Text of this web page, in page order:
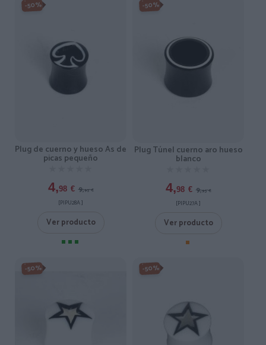
-50%
Plug de cuerno y hueso As de
picas pequeño
4,98 € 9,95 €
[PIPU28A ]
Ver producto
-50%
Plug Túnel cuerno aro hueso
blanco
4,98 € 9,95 €
[PIPU27A ]
Ver producto
-50% -50%